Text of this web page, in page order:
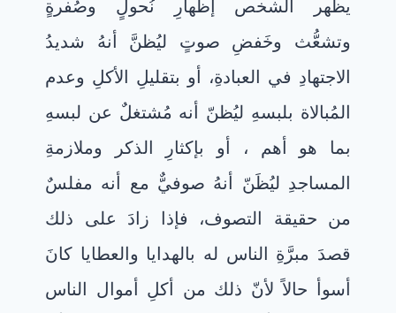
يظهر الشخص إظهارِ نُحولٍ وصُفرةٍ
وتشعُّث وخَفضِ صوتٍ ليُظنَّ أنهُ شديدُ
الاجتهادِ في العبادةِ، أو بتقليلِ الأكلِ وعدم
المُبالاة بلبسهِ ليُظنّ أنه مُشتغلٌ عن لبسهِ
بما هو أهم ، أو بإكثارِ الذكر وملازمةِ
المساجدِ ليُظَنّ أنهُ صوفيٌّ مع أنه مفلسٌ
من حقيقة التصوف، فإذا زادَ على ذلك
قصدَ مبرَّةِ الناس له بالهدايا والعطايا كانَ
أسوأ حالاً لأنّ ذلك من أكلِ أموال الناس